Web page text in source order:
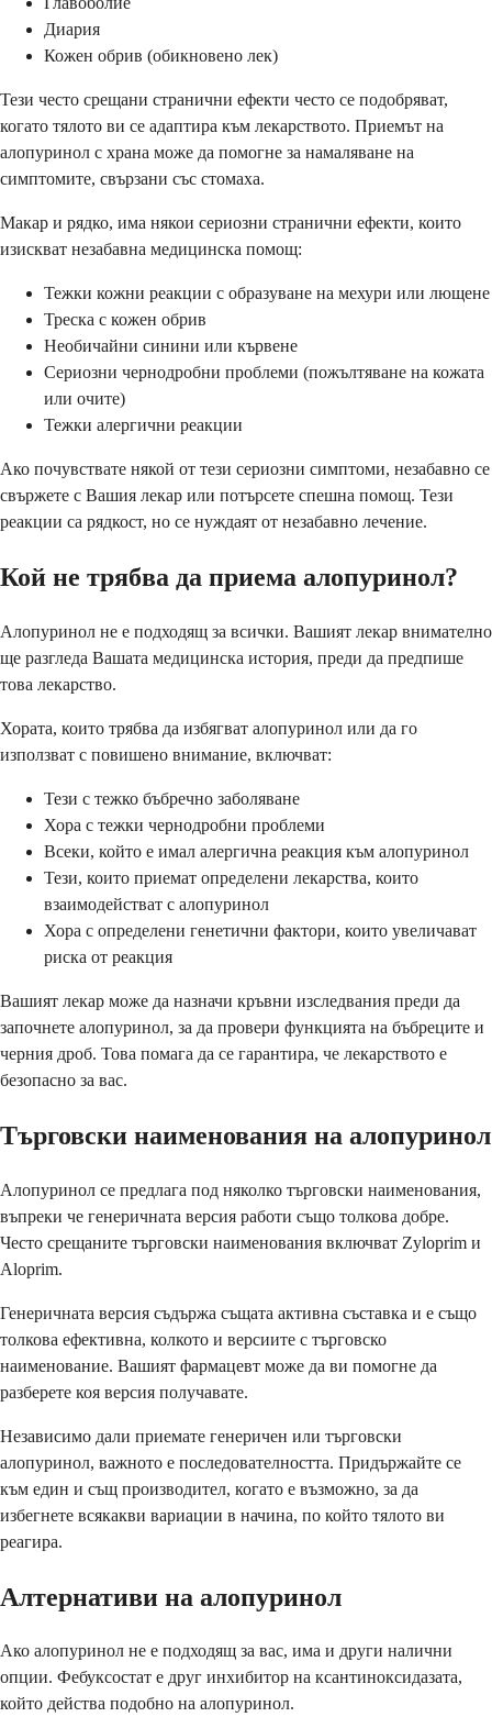
Диария
Кожен обрив (обикновено лек)
Тези често срещани странични ефекти често се подобряват,
когато тялото ви се адаптира към лекарството. Приемът на
алопуринол с храна може да помогне за намаляване на
симптомите, свързани със стомаха.
Макар и рядко, има някои сериозни странични ефекти, които
изискват незабавна медицинска помощ:
Тежки кожни реакции с образуване на мехури или лющене
Треска с кожен обрив
Необичайни синини или кървене
Сериозни чернодробни проблеми (пожълтяване на кожата
или очите)
Тежки алергични реакции
Ако почувствате някой от тези сериозни симптоми, незабавно се
свържете с Вашия лекар или потърсете спешна помощ. Тези
реакции са рядкост, но се нуждаят от незабавно лечение.
Кой не трябва да приема алопуринол?
Алопуринол не е подходящ за всички. Вашият лекар внимателно
ще разгледа Вашата медицинска история, преди да предпише
това лекарство.
Хората, които трябва да избягват алопуринол или да го
използват с повишено внимание, включват:
Тези с тежко бъбречно заболяване
Хора с тежки чернодробни проблеми
Всеки, който е имал алергична реакция към алопуринол
Тези, които приемат определени лекарства, които
взаимодействат с алопуринол
Хора с определени генетични фактори, които увеличават
риска от реакция
Вашият лекар може да назначи кръвни изследвания преди да
започнете алопуринол, за да провери функцията на бъбреците и
черния дроб. Това помага да се гарантира, че лекарството е
безопасно за вас.
Търговски наименования на алопуринол
Алопуринол се предлага под няколко търговски наименования,
въпреки че генеричната версия работи също толкова добре.
Често срещаните търговски наименования включват Zyloprim и
Aloprim.
Генеричната версия съдържа същата активна съставка и е също
толкова ефективна, колкото и версиите с търговско
наименование. Вашият фармацевт може да ви помогне да
разберете коя версия получавате.
Независимо дали приемате генеричен или търговски
алопуринол, важното е последователността. Придържайте се
към един и същ производител, когато е възможно, за да
избегнете всякакви вариации в начина, по който тялото ви
реагира.
Алтернативи на алопуринол
Ако алопуринол не е подходящ за вас, има и други налични
опции. Фебуксостат е друг инхибитор на ксантиноксидазата,
който действа подобно на алопуринол.